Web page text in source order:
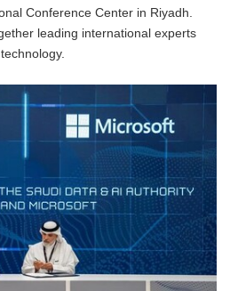
Conference Center in Riyadh.
leading international experts